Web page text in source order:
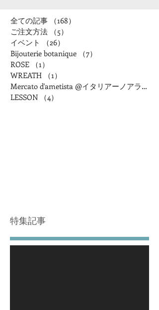
全ての記事 （168）
ご注文方法
（5）
イベント
（26）
Bijouterie botanique
（7）
ROSE
（1）
WREATH
（1）
Mercato d'ametista @イタリアーノアランチャ
LESSON
（4）
特集記事